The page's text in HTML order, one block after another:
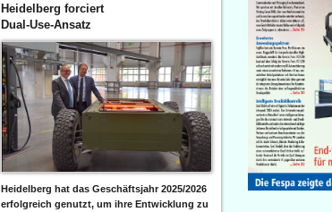
Heidelberg forciert
Dual-Use-Ansatz
Heidelberg hat das Geschäftsjahr 2025/2026
erfolgreich genutzt, um ihre Entwicklung zu